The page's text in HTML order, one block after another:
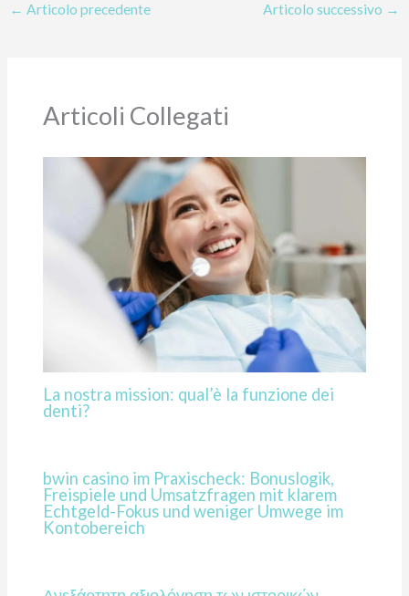
← Articolo precedente Articolo successivo →
Articoli Collegati
La nostra mission: qual’è la funzione dei
denti?
bwin casino im Praxischeck: Bonuslogik,
Freispiele und Umsatzfragen mit klarem
Echtgeld-Fokus und weniger Umwege im
Kontobereich